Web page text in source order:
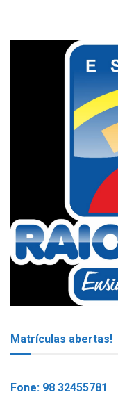
Matrículas abertas!
Fone: 98 32455781